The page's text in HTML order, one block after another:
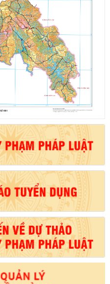
án đấu giá quyền sử dụng
dịch vụ năm 2026 trên địa
hiệu lực: (07/08/2026)
hiện Nghị định số
của Chính phủ sửa đổi, bổ
32/2024/NĐ-CP ngày
lý, phát triển cụm công nghiệp)